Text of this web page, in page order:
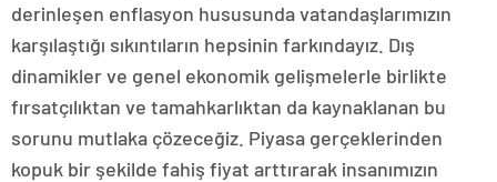
derinleşen enflasyon hususunda vatandaşlarımızın
karşılaştığı sıkıntıların hepsinin farkındayız. Dış
dinamikler ve genel ekonomik gelişmelerle birlikte
fırsatçılıktan ve tamahkarlıktan da kaynaklanan bu
sorunu mutlaka çözeceğiz. Piyasa gerçeklerinden
kopuk bir şekilde fahiş fiyat arttırarak insanımızın